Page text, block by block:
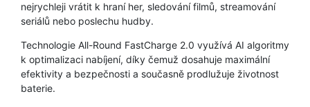
nejrychleji vrátit k hraní her, sledování filmů, streamování
seriálů nebo poslechu hudby.
Technologie All-Round FastCharge 2.0 využívá AI algoritmy
k optimalizaci nabíjení, díky čemuž dosahuje maximální
efektivity a bezpečnosti a současně prodlužuje životnost
baterie.